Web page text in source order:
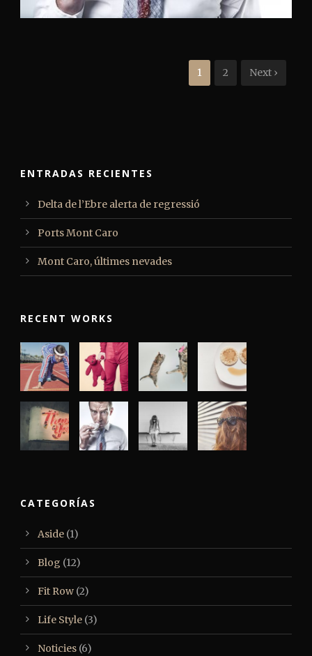
1 2 Next ›
ENTRADAS RECIENTES
Delta de l’Ebre alerta de regressió
Ports Mont Caro
Mont Caro, últimes nevades
RECENT WORKS
CATEGORÍAS
Aside (1)
Blog (12)
Fit Row (2)
Life Style (3)
Noticies (6)